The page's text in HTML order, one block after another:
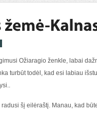
Ožiaragio ženkle, labai
turbūt todėl, kad esi labiau
šį eilėraštį. Manau, kad